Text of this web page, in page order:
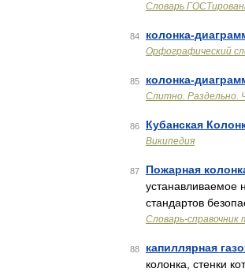
Словарь
84 колонка-
Орфографический
85 колонка-
Слитно. Раздельно.
86 Кубанская
Википедия
87 Пожарная
устанавливаемое
стандартов
Словарь-
88 капиллярная
колонка, стенки